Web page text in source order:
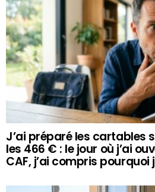
J’ai préparé les cartables
les 466 € : le jour où j’ai
CAF, j’ai compris